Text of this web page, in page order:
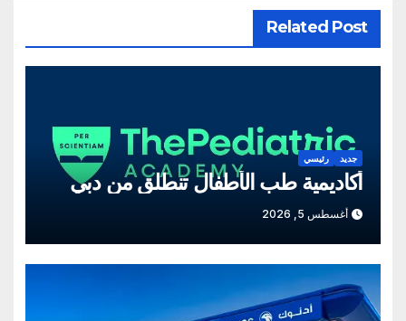
Related Post
جديد رئيسي
أكاديمية طب الأطفال تنطلق من دبي
أغسطس 5, 2026